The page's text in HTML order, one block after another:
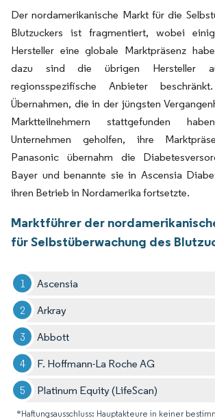
Der nordamerikanische Markt für die
Blutzuckers ist fragmentiert, wobei
Hersteller eine globale Marktpräsenz
dazu sind die übrigen Hersteller
regionsspezifische Anbieter
Übernahmen, die in der jüngsten
Marktteilnehmern stattgefunden
Unternehmen geholfen, ihre
Panasonic übernahm die
Bayer und benannte sie in Ascensia
ihren Betrieb in Nordamerika fortsetzte.
Marktführer der
für Selbstüberwachung des
Ascensia
Arkray
Abbott
F. Hoffmann-La Roche AG
Platinum Equity (LifeScan)
*Haftungsausschluss: Hauptakteure in keiner